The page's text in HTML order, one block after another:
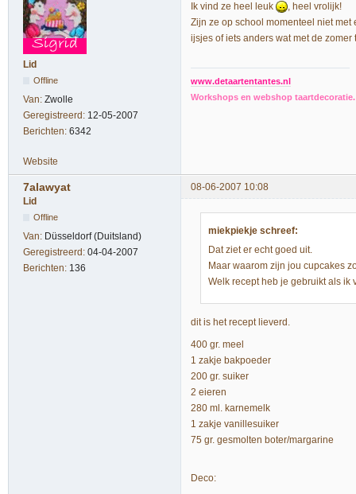
Lid
Offline
Van: Zwolle
Geregistreerd: 12-05-2007
Berichten: 6342
Ik vind ze heel leuk
, heel vrolijk!
Zijn ze op school momenteel niet
ijsjes of iets anders wat met de zomer
www.detaartentantes.nl
Workshops en webshop
Website
7alawyat
08-06-2007 10:08
Lid
Offline
Van: Düsseldorf (Duitsland)
Geregistreerd: 04-04-2007
Berichten: 136
miekpiekje schreef:
Dat ziet er echt goed uit.
Maar waarom zijn jou cupcakes
Welk recept heb je gebruikt als ik
dit is het recept lieverd.
400 gr. meel
1 zakje bakpoeder
200 gr. suiker
2 eieren
280 ml. karnemelk
1 zakje vanillesuiker
75 gr. gesmolten boter/margarine
Deco: